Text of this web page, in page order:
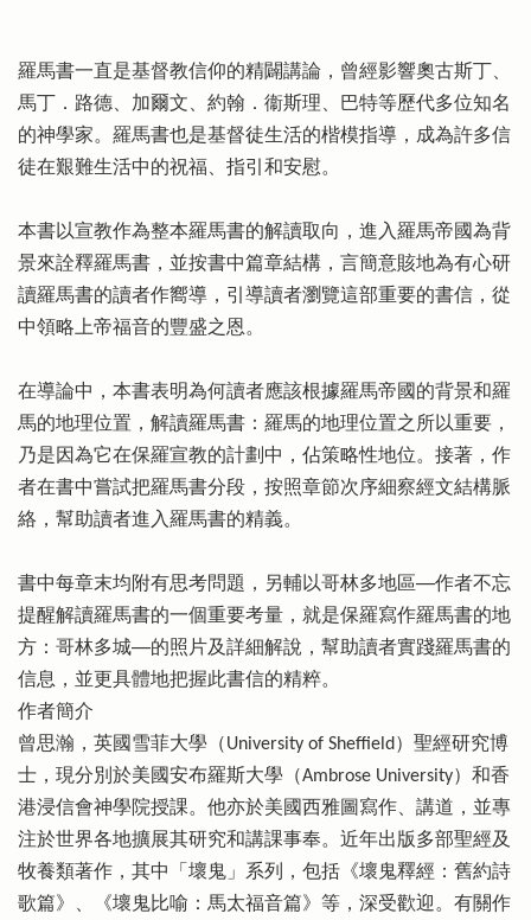
羅馬書一直是基督教信仰的精闢講論，曾經影響奧古斯丁、
馬丁．路德、加爾文、約翰．衞斯理、巴特等歷代多位知名
的神學家。羅馬書也是基督徒生活的楷模指導，成為許多信
徒在艱難生活中的祝福、指引和安慰。
本書以宣教作為整本羅馬書的解讀取向，進入羅馬帝國為背
景來詮釋羅馬書，並按書中篇章結構，言簡意賅地為有心研
讀羅馬書的讀者作嚮導，引導讀者瀏覽這部重要的書信，從
中領略上帝福音的豐盛之恩。
在導論中，本書表明為何讀者應該根據羅馬帝國的背景和羅
馬的地理位置，解讀羅馬書：羅馬的地理位置之所以重要，
乃是因為它在保羅宣教的計劃中，佔策略性地位。接著，作
者在書中嘗試把羅馬書分段，按照章節次序細察經文結構脈
絡，幫助讀者進入羅馬書的精義。
書中每章末均附有思考問題，另輔以哥林多地區──作者不忘
提醒解讀羅馬書的一個重要考量，就是保羅寫作羅馬書的地
方：哥林多城──的照片及詳細解說，幫助讀者實踐羅馬書的
信息，並更具體地把握此書信的精粹。
作者簡介
曾思瀚，英國雪菲大學（University of Sheffield）聖經研究博
士，現分別於美國安布羅斯大學（Ambrose University）和香
港浸信會神學院授課。他亦於美國西雅圖寫作、講道，並專
注於世界各地擴展其研究和講課事奉。近年出版多部聖經及
牧養類著作，其中「壞鬼」系列，包括《壞鬼釋經：舊約詩
歌篇》、《壞鬼比喻：馬太福音篇》等，深受歡迎。有關作